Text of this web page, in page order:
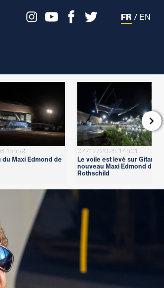
FR / EN
15h59
du Maxi Edmond de
04/12/2025 14h01
Le voile est levé sur Gitana
nouveau Maxi Edmond de
Rothschild
